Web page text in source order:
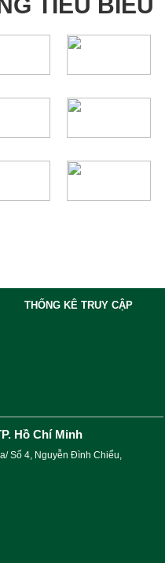
THỐNG KÊ TRUY CẬP
Hồ Chí Minh
Số 4, Nguyễn Đình Chiểu,